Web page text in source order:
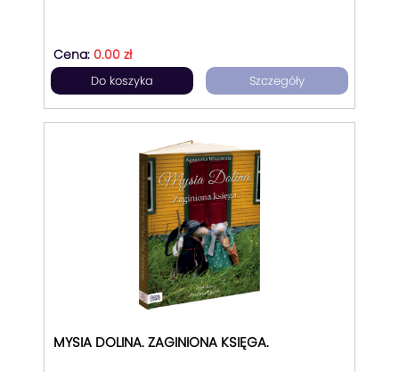
Cena: 0.00 zł
Do koszyka Szczegóły
MYSIA DOLINA. ZAGINIONA KSIĘGA.